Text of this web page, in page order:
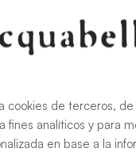
de platos de
cookies de terceros, de
fines analíticos y para
en base a la